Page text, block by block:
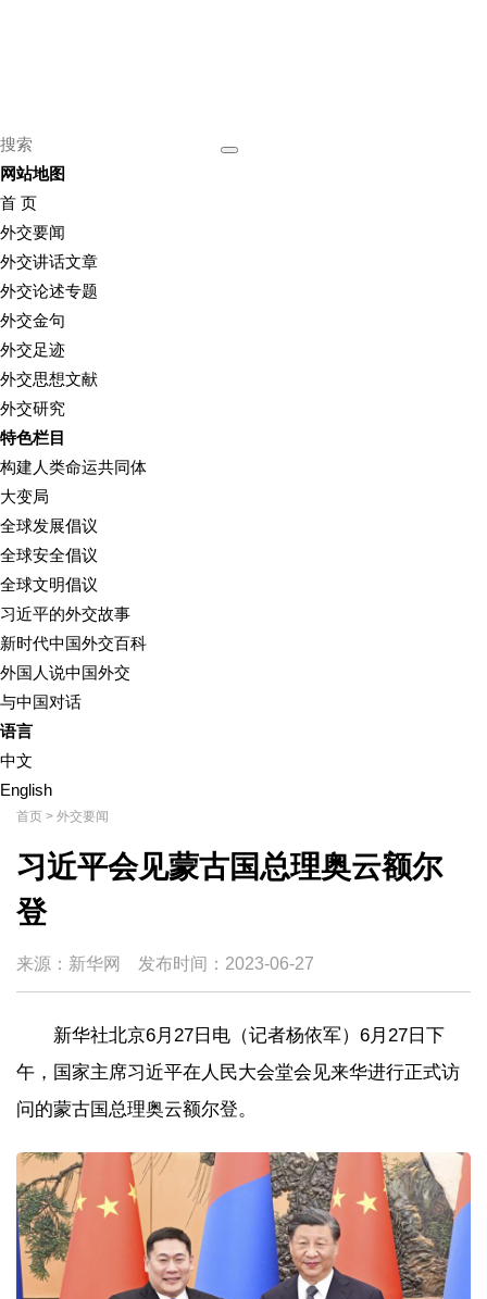
网站地图
首 页
外交要闻
外交讲话文章
外交论述专题
外交金句
外交足迹
外交思想文献
外交研究
特色栏目
构建人类命运共同体
大变局
全球发展倡议
全球安全倡议
全球文明倡议
习近平的外交故事
新时代中国外交百科
外国人说中国外交
与中国对话
语言
中文
English
首页 > 外交要闻
习近平会见蒙古国总理奥云额尔
登
来源：新华网 发布时间： 2023-06-27
新华社北京6月27日电（记者杨依军）6月27日下
午，国家主席习近平在人民大会堂会见来华进行正式访
问的蒙古国总理奥云额尔登。